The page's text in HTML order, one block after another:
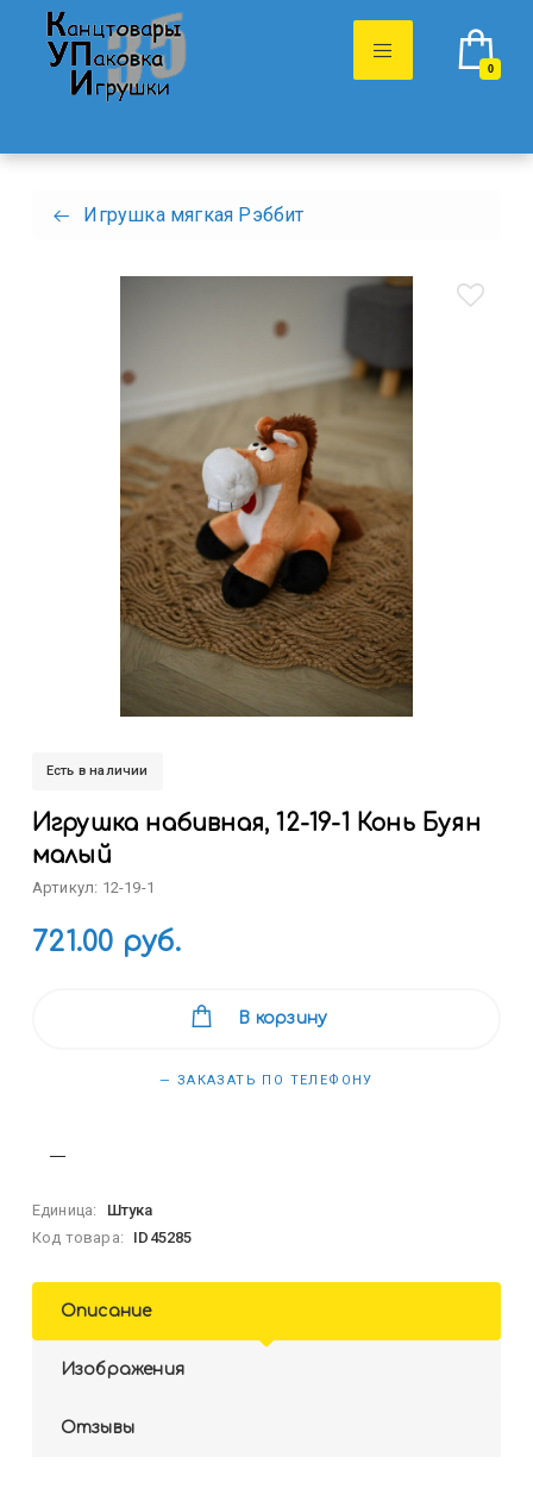
0
Игрушка мягкая Рэббит
Есть в наличии
Игрушка набивная, 12-19-1 Конь Буян
малый
Артикул: 12-19-1
721.00 руб.
В корзину
— ЗАКАЗАТЬ ПО ТЕЛЕФОНУ
Единица:
Штука
Код товара:
ID45285
Описание
Изображения
Отзывы